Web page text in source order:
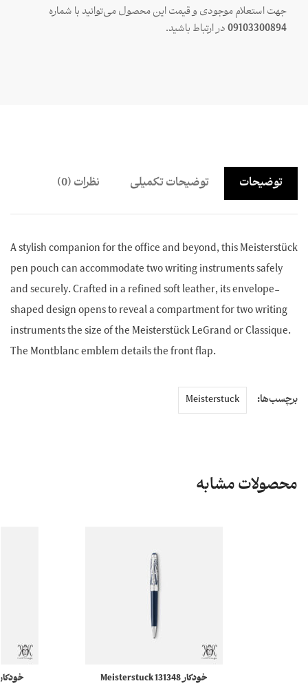
جهت استعلام موجودی و قیمت این محصول می‌توانید با شماره
09103300894در ارتباط باشید.
توضیحات توضیحات تکمیلی نظرات (0)
A stylish companion for the office and beyond, this Meisterstück
pen pouch can accommodate two writing instruments safely
and securely. Crafted in a refined soft leather, its envelope-
shaped design opens to reveal a compartment for two writing
instruments the size of the Meisterstück LeGrand or Classique.
The Montblanc emblem details the front flap.
برچسب‌ها: Meisterstuck
محصولات مشابه
خودکار 131348 Meisterstuck